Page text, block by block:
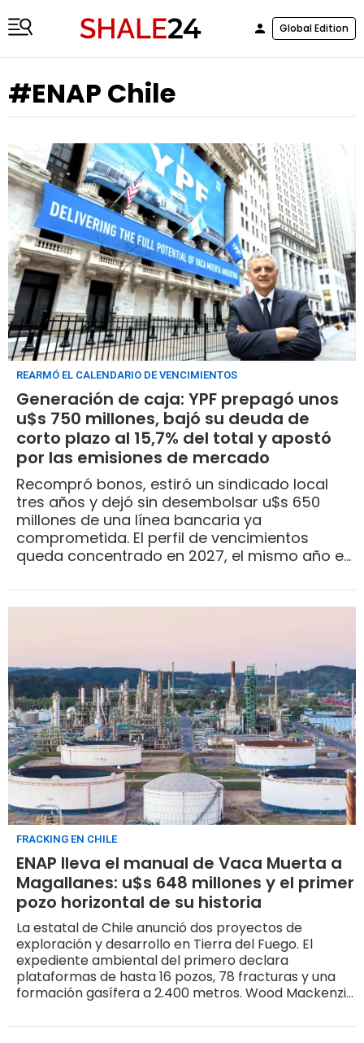
Global Edition
#ENAP Chile
REARMÓ EL CALENDARIO DE VENCIMIENTOS
Generación de caja: YPF prepagó unos
u$s 750 millones, bajó su deuda de
corto plazo al 15,7% del total y apostó
por las emisiones de mercado
Recompró bonos, estiró un sindicado local
tres años y dejó sin desembolsar u$s 650
millones de una línea bancaria ya
comprometida. El perfil de vencimientos
queda concentrado en 2027, el mismo año en
550.000 barriles diarios
FRACKING EN CHILE
ENAP lleva el manual de Vaca Muerta a
Magallanes: u$s 648 millones y el primer
pozo horizontal de su historia
La estatal de Chile anunció dos proyectos de
exploración y desarrollo en Tierra del Fuego. El
expediente ambiental del primero declara
plataformas de hasta 16 pozos, 78 fracturas y una
formación gasífera a 2.400 metros. Wood Mackenzie
cuenca